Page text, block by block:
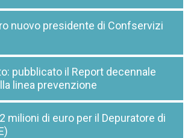
nuovo presidente di Confservizi
pubblicato il Report decennale
linea prevenzione
milioni di euro per il Depuratore di